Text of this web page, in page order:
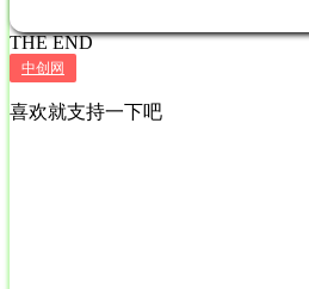
THE END
中创网
喜欢就支持一下吧